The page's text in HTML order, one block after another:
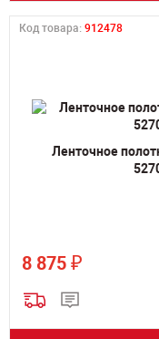
Код товара: 912478
Ленточное
8 875 ₽